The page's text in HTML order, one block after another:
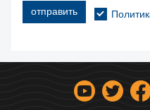
отправить